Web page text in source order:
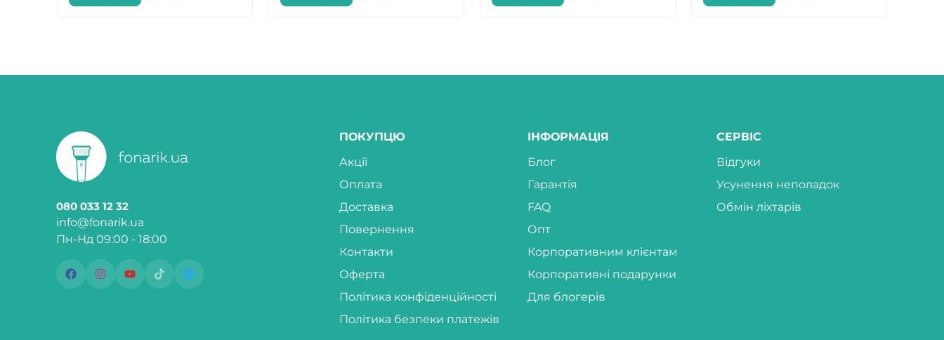
080 033 12 32
info@fonarik.ua
Пн-Нд 09:00 - 18:00
ПОКУПЦЮ
Акції
Оплата
Доставка
Повернення
Контакти
Оферта
Політика конфіденційності
Політика безпеки платежів
ІНФОРМАЦІЯ
Блог
Гарантія
FAQ
Опт
Корпоративним клієнтам
Корпоративні подарунки
Для блогерів
СЕРВІС
Відгуки
Усунення неполадок
Обмін ліхтарів